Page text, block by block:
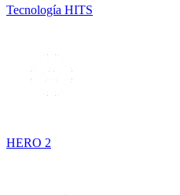
Tecnología HITS
HERO 2